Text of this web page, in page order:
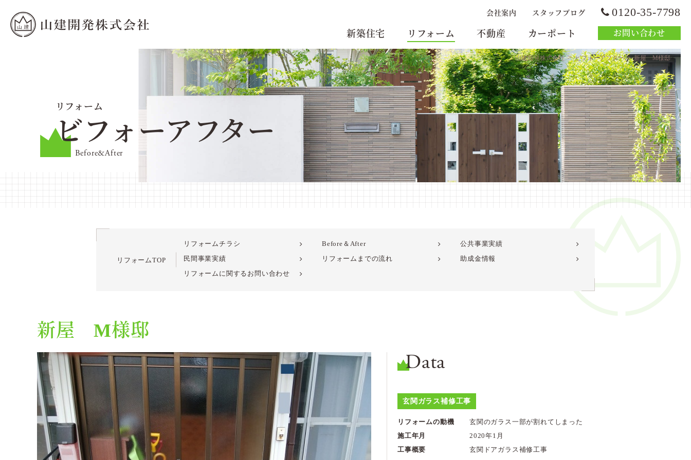
新築住宅 リフォーム 不動産 カーポート お問い合わせ
会社案内 スタッフブログ 0120-35-7798
リフォーム
ビフォーアフター
Before&After
山建開発株式会社>ビフォーアフター>新屋 M様邸
リフォームTOP
リフォームチラシ Before＆After
公共事業実績
民間事業実績
リフォームまでの流れ
助成金情報
リフォームに関するお問い合わせ
新屋 M様邸
Data
玄関ガラス補修工事
リフォームの動機
玄関のガラス一部が割れてしまった
施工年月
2020年1月
工事概要
玄関ドアガラス補修工事